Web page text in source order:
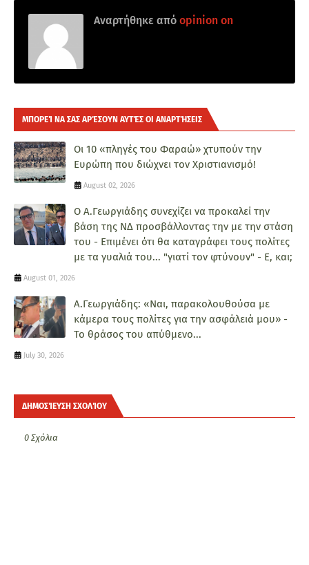
Αναρτήθηκε από opinion on
ΜΠΟΡΕΊ ΝΑ ΣΑΣ ΑΡΈΣΟΥΝ ΑΥΤΈΣ ΟΙ ΑΝΑΡΤΉΣΕΙΣ
Οι 10 «πληγές του Φαραώ» χτυπούν την
Ευρώπη που διώχνει τον Χριστιανισμό!
August 02, 2026
Ο Α.Γεωργιάδης συνεχίζει να προκαλεί την
βάση της ΝΔ προσβάλλοντας την με την στάση
του - Επιμένει ότι θα καταγράφει τους πολίτες
με τα γυαλιά του... "γιατί τον φτύνουν" - Ε, και;
August 01, 2026
Α.Γεωργιάδης: «Ναι, παρακολουθούσα με
κάμερα τους πολίτες για την ασφάλειά μου» -
Το θράσος του απύθμενο...
July 30, 2026
ΔΗΜΟΣΊΕΥΣΗ ΣΧΟΛΊΟΥ
0 Σχόλια